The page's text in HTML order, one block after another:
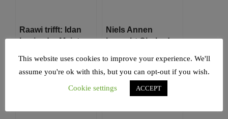
Raawi trifft: Idan
Levi – der Meister
Instrumente
Niels Annen
besucht Chabad
Hamburg e.V. und
dem
Rabbinerseminar
„Or Jonathan“
This website uses cookies to improve your experience. We'll
assume you're ok with this, but you can opt-out if you wish.
Cookie settings
ACCEPT